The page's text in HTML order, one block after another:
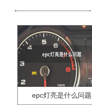
epc灯亮是什么问题